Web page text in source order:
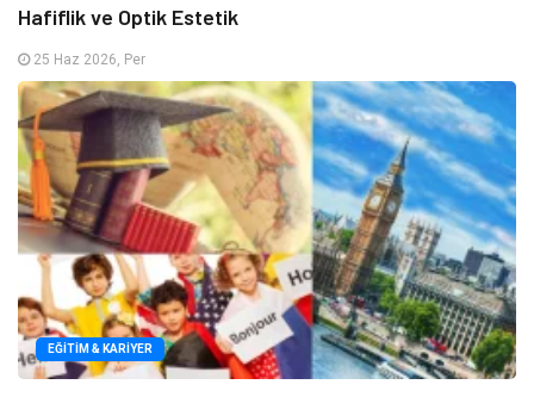
Hafiflik ve Optik Estetik
25 Haz 2026, Per
EĞITIM & KARIYER